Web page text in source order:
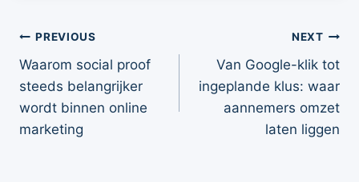
Post
navigation
PREVIOUS
Waarom social proof
steeds belangrijker
wordt binnen online
marketing
NEXT
Van Google-klik tot
ingeplande klus: waar
aannemers omzet
laten liggen